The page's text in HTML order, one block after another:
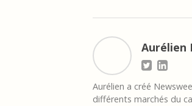
Aurélien
Aurélien a créé
différents marchés du